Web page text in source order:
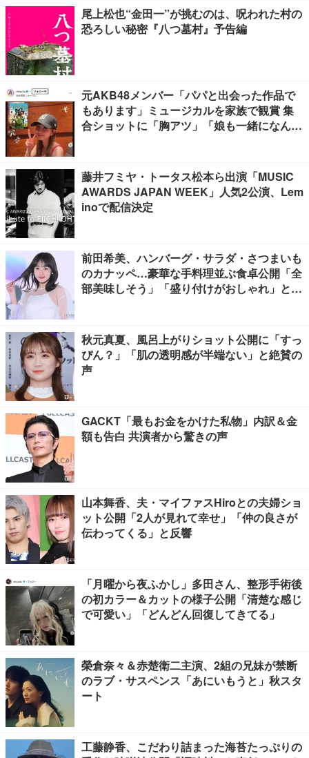
尾上松也“金田一”が挑むのは、呪われた村の
恐ろしい秘密『八つ墓村』予告編
元AKB48メンバー「パパと出会った作品で
もあります」ミュージカルを家族で観賞 集
合ショットに「胸アツ」「娘も一緒になんて
藤井フミヤ・トータス松本ら出演「MUSIC
AWARDS JAPAN WEEK」人気2公演、Lem
inoで配信決定
前田希美、ハンバーグ・サラダ・さつまいも
のカナッペ…豪華な手料理並ぶ食卓公開「全
部美味しそう」「盛り付けがおしゃれ」と絶
秋元真夏、風呂上がりショット公開に「すっ
ぴん？」「肌の透明感が半端ない」と絶賛の
声
GACKT「最もお金をかけた私物」内訳＆金
額も告白 共演者から驚きの声
山本舞香、夫・マイファスHiroとの夫婦ショ
ット公開「2人が見れて幸せ」「仲の良さが
伝わってくる」と反響
「月曜から夜ふかし」多田さん、整形手術後
の初カラー＆カットの様子公開「清楚な感じ
で可愛い」「どんどん回復してきてる」
榮倉奈々＆赤楚衛二主演、2組の兄妹が禁断
のラブ・サスペンス「あにいもうと」秋スタ
ート
工藤静香、こだわり詰まった海苔たっぷりの